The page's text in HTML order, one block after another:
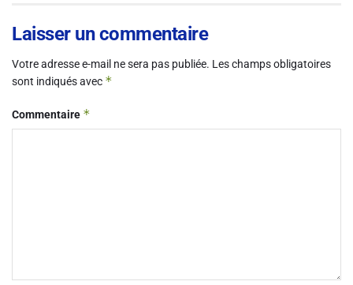
Laisser un commentaire
Votre adresse e-mail ne sera pas publiée. Les champs obligatoires
sont indiqués avec *
Commentaire *